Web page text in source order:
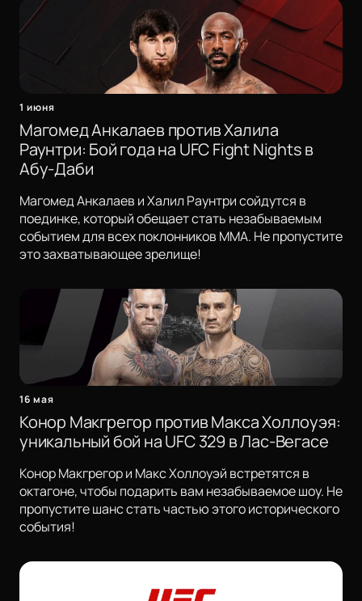
1 июня
Магомед Анкалаев против Халила
Раунтри: Бой года на UFC Fight Nights в
Абу-Даби
Магомед Анкалаев и Халил Раунтри сойдутся в
поединке, который обещает стать незабываемым
событием для всех поклонников ММА. Не пропустите
это захватывающее зрелище!
16 мая
Конор Макгрегор против Макса Холлоуэя:
уникальный бой на UFC 329 в Лас-Вегасе
Конор Макгрегор и Макс Холлоуэй встретятся в
октагоне, чтобы подарить вам незабываемое шоу. Не
пропустите шанс стать частью этого исторического
события!